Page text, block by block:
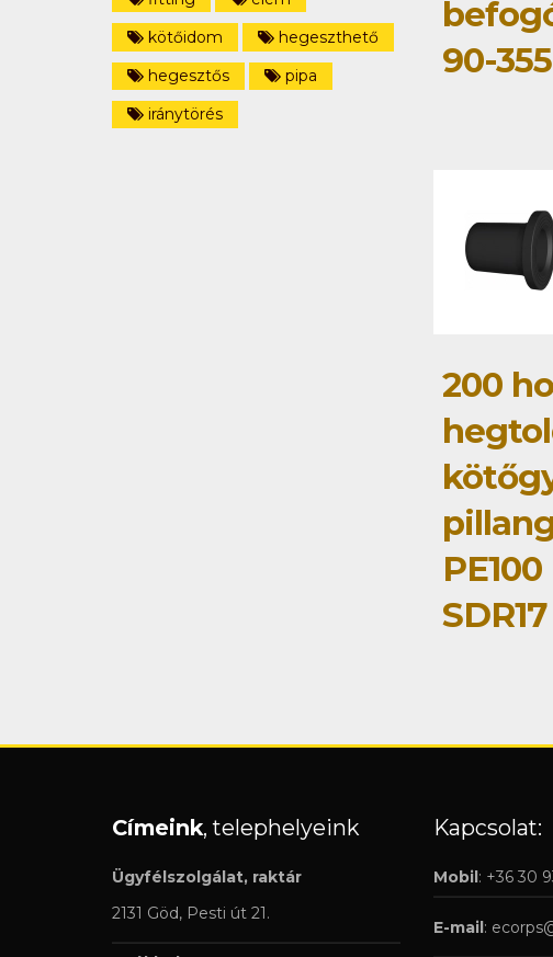
kötőidom
hegeszthető
hegesztős
pipa
iránytörés
90-355
200
PE100
SDR17
Címeink, telephelyeink
Ügyfélszolgálat, raktár
2131 Göd, Pesti út 21.
Kapcsolat:
Mobil: +36 30
E-mail: